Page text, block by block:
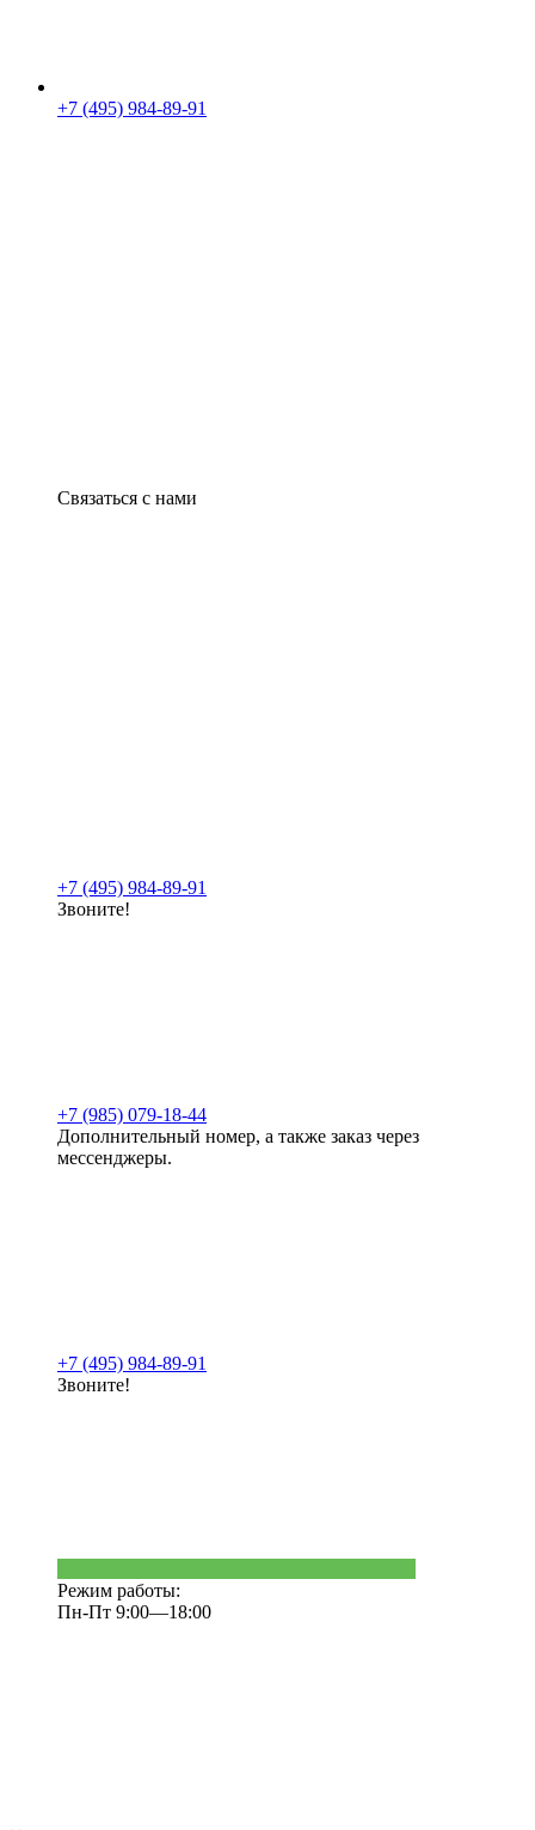
+7 (495) 984-89-91
Связаться с нами
+7 (495) 984-89-91
Звоните!
+7 (985) 079-18-44
Дополнительный номер, а также заказ через
мессенджеры.
+7 (495) 984-89-91
Звоните!
Режим работы:
Пн-Пт 9:00—18:00